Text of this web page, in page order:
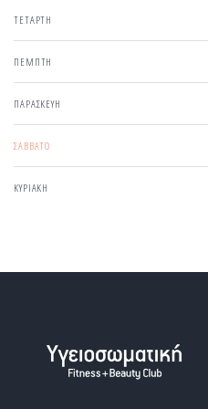
ΤΕΤΑΡΤΗ
ΠΕΜΠΤΗ
ΠΑΡΑΣΚΕΥΗ
ΣΑΒΒΑΤΟ
ΚΥΡΙΑΚΗ